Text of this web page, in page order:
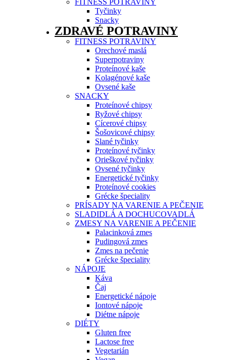
FITNESS POTRAVINY
Tyčinky
Snacky
ZDRAVÉ POTRAVINY
FITNESS POTRAVINY
Orechové maslá
Superpotraviny
Proteínové kaše
Kolagénové kaše
Ovsené kaše
SNACKY
Proteínové chipsy
Ryžové chipsy
Cícerové chipsy
Šošovicové chipsy
Slané tyčinky
Proteínové tyčinky
Orieškové tyčinky
Ovsené tyčinky
Energetické tyčinky
Proteínové cookies
Grécke špeciality
PRÍSADY NA VARENIE A PEČENIE
SLADIDLÁ A DOCHUCOVADLÁ
ZMESY NA VARENIE A PEČENIE
Palacinková zmes
Pudingová zmes
Zmes na pečenie
Grécke špeciality
NÁPOJE
Káva
Čaj
Energetické nápoje
Iontové nápoje
Diétne nápoje
DIÉTY
Gluten free
Lactose free
Vegetarián